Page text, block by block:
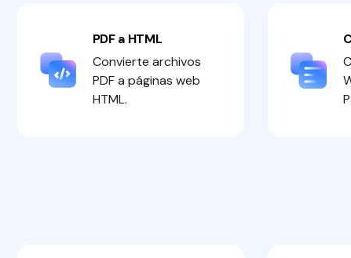
PDF a HTML
Convierte archivos
PDF a páginas web
HTML.